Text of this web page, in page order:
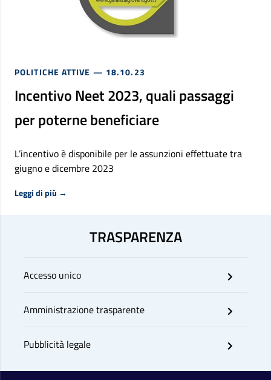
POLITICHE ATTIVE — 18.10.23
Incentivo Neet 2023, quali passaggi
per poterne beneficiare
L’incentivo è disponibile per le assunzioni effettuate tra
giugno e dicembre 2023
Leggi di più →
TRASPARENZA
Accesso unico
Amministrazione trasparente
Pubblicità legale